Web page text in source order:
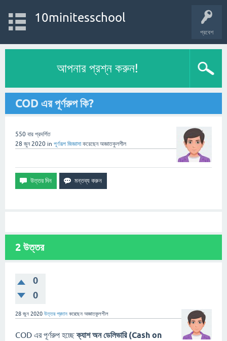
প্রবেশ
10minitesschool
আপনার প্রশ্ন করুন!
COD এর পূর্ণরুপ কি?
550 বার প্রদর্শিত
28 জুন 2020 in পূর্ণরূপ জিজ্ঞাসা করেছেনঅজ্ঞাতকুলশীল
2 উত্তর
0
0
28 জুন 2020 উত্তর প্রদান করেছেন অজ্ঞাতকুলশীল
COD এর পূর্ণরুপ হচ্ছেক্যাশ অন ডেলিভারি (Cash on